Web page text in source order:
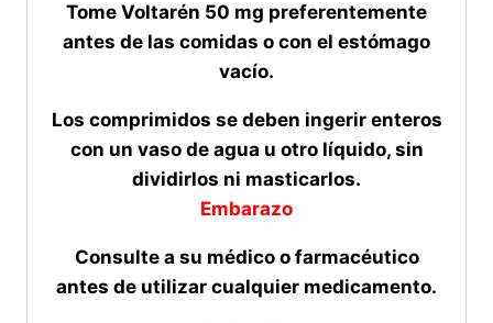
Tome Voltarén 50 mg preferentemente
antes de las comidas o con el estómago
vacío.
Los comprimidos se deben ingerir enteros
con un vaso de agua u otro líquido, sin
dividirlos ni masticarlos.
Embarazo
Consulte a su médico o farmacéutico
antes de utilizar cualquier medicamento.